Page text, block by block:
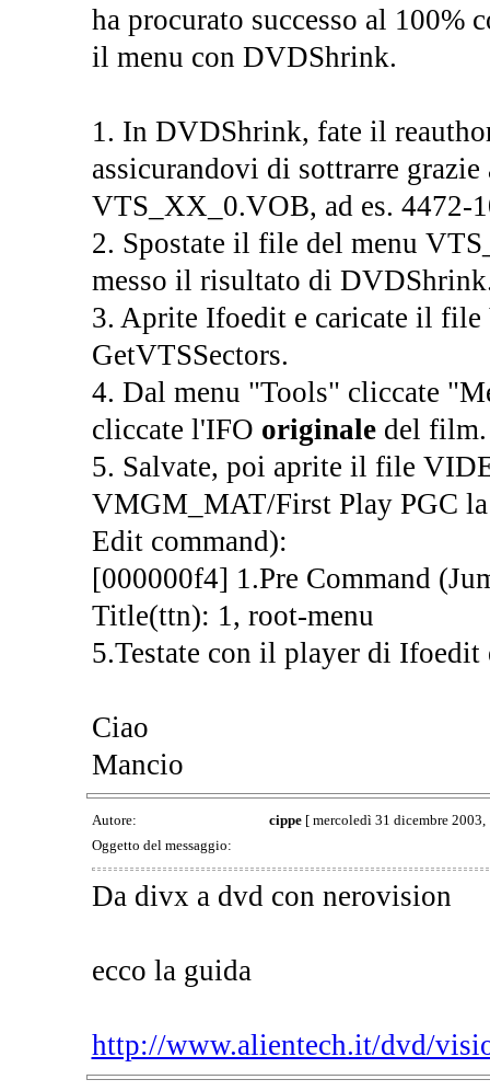
ha procurato successo al 100%
il menu con DVDShrink.
1. In DVDShrink, fate il
assicurandovi di sottrarre
VTS_XX_0.VOB, ad es. 4472-
2. Spostate il file del menu
messo il risultato di
3. Aprite Ifoedit e caricate il
GetVTSSectors.
4. Dal menu "Tools" cliccate
cliccate l'IFO originaledel film.
5. Salvate, poi aprite il file
VMGM_MAT/First Play PGC la
Edit command):
[000000f4] 1.Pre Command
Title(ttn): 1, root-menu
5.Testate con il player di Ifoedit
Ciao
Mancio
Autore: cippe[ mercoledì 31 dicembre 2003,
Oggetto del messaggio:
Da divx a dvd con nerovision
ecco la guida
http://www.alientech.it/dvd/